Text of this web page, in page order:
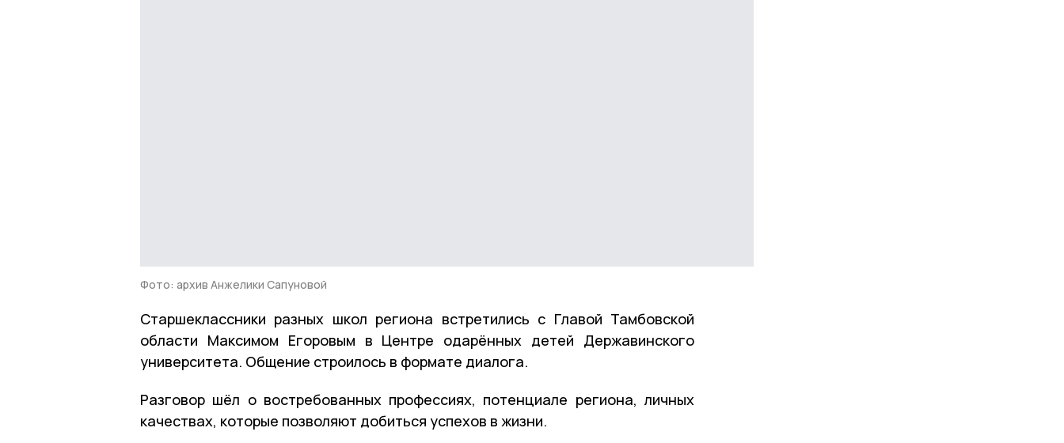
Фото: архив Анжелики Сапуновой
Старшеклассники разных школ региона встретились с Главой Тамбовской
области Максимом Егоровым в Центре одарённых детей Державинского
университета. Общение строилось в формате диалога.
Разговор шёл о востребованных профессиях, потенциале региона, личных
качествах, которые позволяют добиться успехов в жизни.